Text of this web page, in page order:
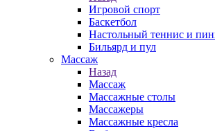
Игровой спорт
Баскетбол
Настольный теннис и
Бильярд и пул
Массаж
Назад
Массаж
Массажные столы
Массажеры
Массажные кресла